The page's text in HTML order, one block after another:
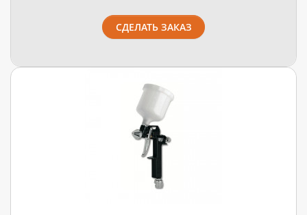
СДЕЛАТЬ ЗАКАЗ